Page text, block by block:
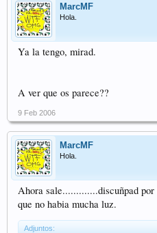
MarcMF
Hola.
Ya la tengo, mirad.
A ver que os parece??
9 Feb 2006
MarcMF
Hola.
Ahora sale.............discuñpad
que no habia mucha luz.
Adjuntos: